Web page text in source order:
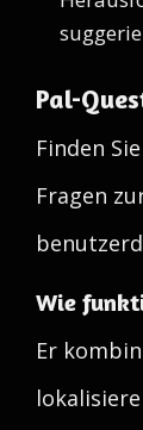
Pal-
Finden
Fragen
Wie
Er